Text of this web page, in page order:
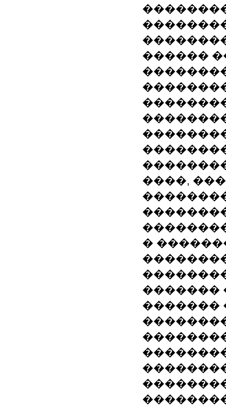
������
����,
�
�������
�������